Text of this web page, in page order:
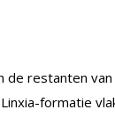
de restanten
formatie